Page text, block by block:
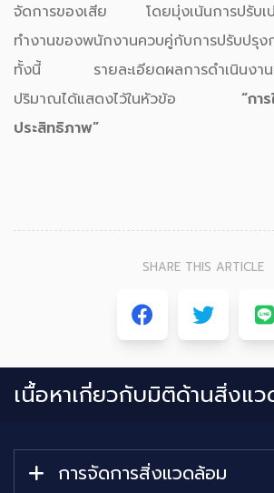
จัดการของเสีย โดยมุ่งเน้นการปรับเ
ทำงานของพนักงานควบคู่กับการปรับปรุง
ทั้งนี้ รายละเอียดผลการดำเนินงาน
ปริมาณได้แสดงไว้ในหัวข้อ “กา
ประสิทธิภาพ”
SHARE THIS ARTICLE
เนื้อหาเกี่ยวกับมิติด้านสิ่งแ
การจัดการสิ่งแวดล้อม